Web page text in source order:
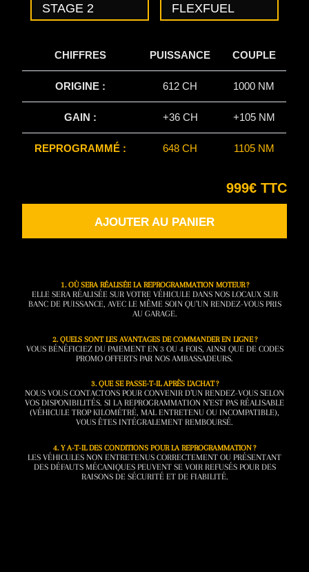
STAGE 2 FLEXFUEL
CHIFFRES PUISSANCE COUPLE
ORIGINE : 612 CH 1000 NM
GAIN : +36 CH +105 NM
REPROGRAMMÉ : 648 CH 1105 NM
999€ TTC
AJOUTER AU PANIER
1. OÙ SERA RÉALISÉE LA REPROGRAMMATION MOTEUR ?
ELLE SERA RÉALISÉE SUR VOTRE VÉHICULE DANS NOS LOCAUX SUR
BANC DE PUISSANCE, AVEC LE MÊME SOIN QU’UN RENDEZ-VOUS PRIS
AU GARAGE.
2. QUELS SONT LES AVANTAGES DE COMMANDER EN LIGNE ?
VOUS BÉNÉFICIEZ DU PAIEMENT EN 3 OU 4 FOIS, AINSI QUE DE CODES
PROMO OFFERTS PAR NOS AMBASSADEURS.
3. QUE SE PASSE-T-IL APRÈS L’ACHAT ?
NOUS VOUS CONTACTONS POUR CONVENIR D’UN RENDEZ-VOUS SELON
VOS DISPONIBILITÉS. SI LA REPROGRAMMATION N’EST PAS RÉALISABLE
(VÉHICULE TROP KILOMÉTRÉ, MAL ENTRETENU OU INCOMPATIBLE),
VOUS ÊTES INTÉGRALEMENT REMBOURSÉ.
4. Y A-T-IL DES CONDITIONS POUR LA REPROGRAMMATION ?
LES VÉHICULES NON ENTRETENUS CORRECTEMENT OU PRÉSENTANT
DES DÉFAUTS MÉCANIQUES PEUVENT SE VOIR REFUSÉS POUR DES
RAISONS DE SÉCURITÉ ET DE FIABILITÉ.